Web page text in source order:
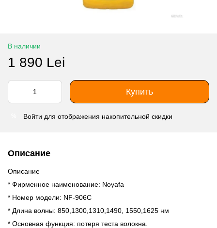
В наличии
1 890 Lei
Купить
Войти для отображения накопительной скидки
Описание
Описание
* Фирменное наименование: Noyafa
* Номер модели: NF-906C
* Длина волны: 850,1300,1310,1490, 1550,1625 нм
* Основная функция: потеря теста волокна.